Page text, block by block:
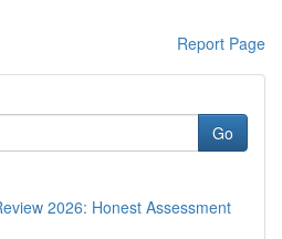
Report Page
Go
2026: Honest Assessment